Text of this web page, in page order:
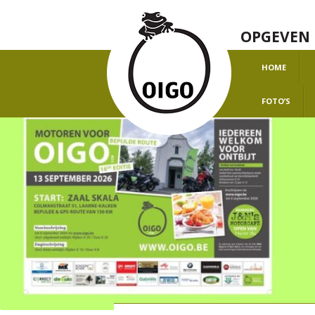
OPGEVEN
HOME
FOTO’S